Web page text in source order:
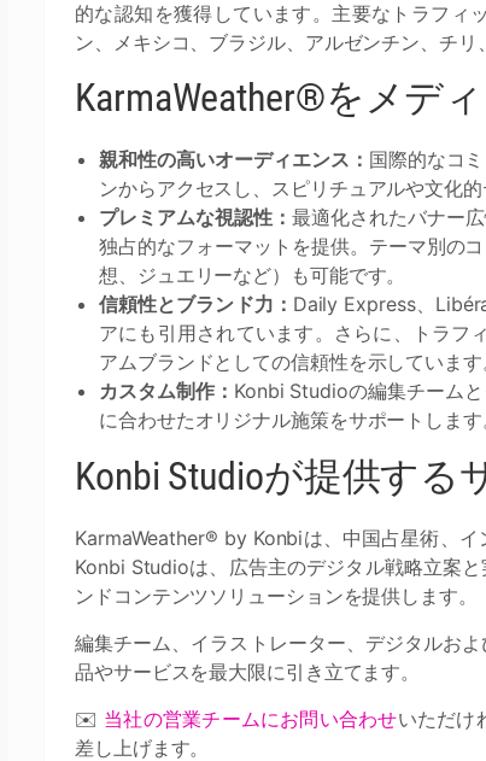
的な認知を獲得しています。主要なトラフィ
ン、メキシコ、ブラジル、アルゼンチン、チリ
KarmaWeather®をメデ
親和性の高いオーディエンス： 国際的なコ
ンからアクセスし、スピリチュアルや文化
プレミアムな視認性： 最適化されたバナー
独占的なフォーマットを提供。テーマ別の
想、ジュエリーなど）も可能です。
信頼性とブランド力： Daily Express、
アにも引用されています。さらに、トラフ
アムブランドとしての信頼性を示しています
カスタム制作： Konbi Studioの編集チーム
に合わせたオリジナル施策をサポートします
Konbi Studioが提供する
KarmaWeather® by Konbiは、中国占星術、イ
Konbi Studioは、広告主のデジタル戦略立案
ンドコンテンツソリューションを提供します。
編集チーム、イラストレーター、デジタルお
品やサービスを最大限に引き立てます。
✉️ 当社の営業チームにお問い合わせいただけ
差し上げます。